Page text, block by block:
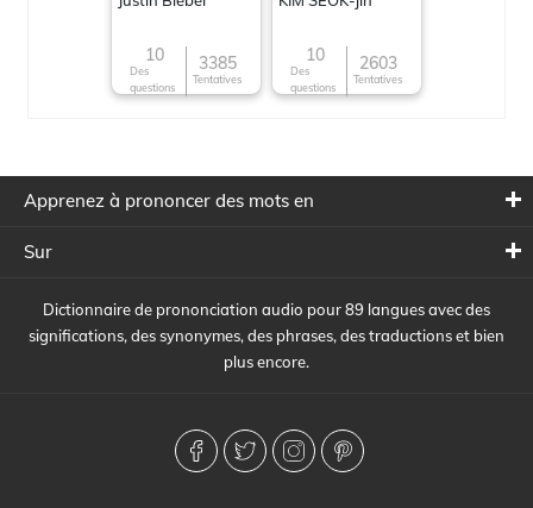
10
Des
questions
3385
Tentatives
10
Des
questions
2603
Tentatives
Apprenez à prononcer des mots en
Sur
Dictionnaire de prononciation audio pour 89 langues avec des
significations, des synonymes, des phrases, des traductions et bien
plus encore.